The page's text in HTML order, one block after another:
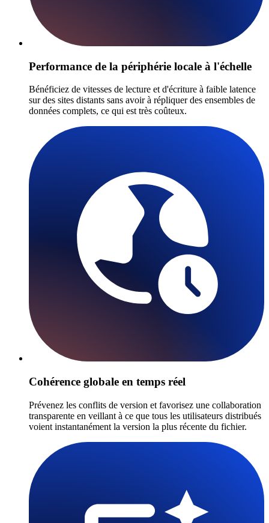
Performance de la périphérie locale à l'échelle
Bénéficiez de vitesses de lecture et d'écriture à faible latence
sur des sites distants sans avoir à répliquer des ensembles de
données complets, ce qui est très coûteux.
Cohérence globale en temps réel
Prévenez les conflits de version et favorisez une collaboration
transparente en veillant à ce que tous les utilisateurs distribués
voient instantanément la version la plus récente du fichier.